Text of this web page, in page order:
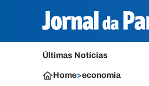
Últimas Notícias
Home>economia